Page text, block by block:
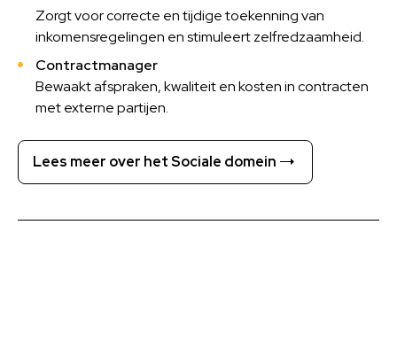
Zorgt voor correcte en tijdige toekenning van
inkomensregelingen en stimuleert zelfredzaamheid.
Contractmanager
Bewaakt afspraken, kwaliteit en kosten in contracten
met externe partijen.
Lees meer over het Sociale domein